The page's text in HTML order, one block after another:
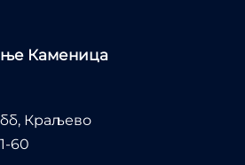
Каменица
Краљево
60